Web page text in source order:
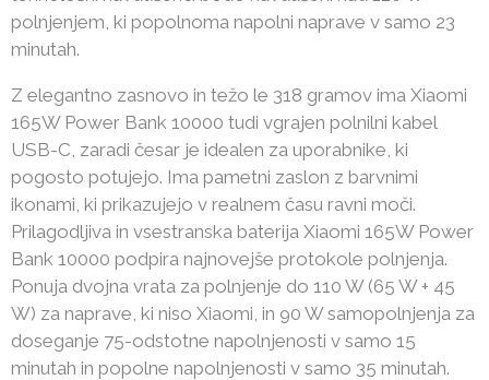
polnjenjem, ki popolnoma napolni naprave v samo 23
minutah.
Z elegantno zasnovo in težo le 318 gramov ima Xiaomi
165W Power Bank 10000 tudi vgrajen polnilni kabel
USB-C, zaradi česar je idealen za uporabnike, ki
pogosto potujejo. Ima pametni zaslon z barvnimi
ikonami, ki prikazujejo v realnem času ravni moči.
Prilagodljiva in vsestranska baterija Xiaomi 165W Power
Bank 10000 podpira najnovejše protokole polnjenja.
Ponuja dvojna vrata za polnjenje do 110 W (65 W + 45
W) za naprave, ki niso Xiaomi, in 90 W samopolnjenja za
doseganje 75-odstotne napolnjenosti v samo 15
minutah in popolne napolnjenosti v samo 35 minutah.